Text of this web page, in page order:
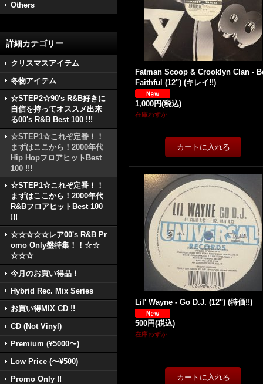
Others
詳細カテゴリー
クリスマスアイテム
冬物アイテム
☆STEP2☆90's R&B好きに
自信を持ってオススメ出来
る00's R&B Best 100 !!!
☆STEP1☆これぞ定番！！
まずはここから！2000年代
Hip HopフロアヒットBest
100 !!!
☆STEP1☆これぞ定番！！
まずはここから！2000年代
R&BフロアヒットBest 100
!!!
☆☆☆☆☆レア00's R&B Pr
omo Only盤特集！！☆☆
☆☆☆
今月のお買い得品！
Hybrid Rec. Mix Series
お買い得MIX CD !!
CD (Not Vinyl)
Premium (¥5000〜)
Low Price (〜¥500)
Promo Only !!
Fatman Scoop & Crooklyn Clan -
Faithful (12'') (キレイ!!)
1,000円(税込)
在庫わずか
Lil' Wayne - Go D.J. (12'') (特価!!)
500円(税込)
在庫わずか